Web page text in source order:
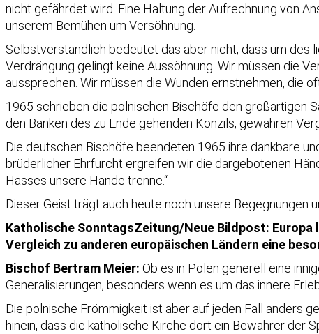
nicht gefährdet wird. Eine Haltung der Aufrechnung von
unserem Bemühen um Versöhnung.
Selbstverständlich bedeutet das aber nicht, dass um des
Verdrängung gelingt keine Aussöhnung. Wir müssen die
aussprechen. Wir müssen die Wunden ernstnehmen, die
1965 schrieben die polnischen Bischöfe den großartigen
den Bänken des zu Ende gehenden Konzils, gewähren
Die deutschen Bischöfe beendeten 1965 ihre dankbare
brüderlicher Ehrfurcht ergreifen wir die dargebotenen
Hasses unsere Hände trenne.“
Dieser Geist trägt auch heute noch unsere Begegnungen
Katholische SonntagsZeitung/Neue Bildpost: Europa
Vergleich zu anderen europäischen Ländern eine
Bischof Bertram Meier: Ob es in Polen generell eine
Generalisierungen, besonders wenn es um das innere
Die polnische Frömmigkeit ist aber auf jeden Fall anders
hinein, dass die katholische Kirche dort ein Bewahrer der